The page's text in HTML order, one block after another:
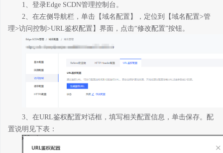
1、 登录Edge SCDN管理控制台。
2、 在左侧导航栏，单击【域名配置 】，定位到【域名配置>管
理>访问控制 >URL鉴权配置 】界面 ， 点击“修改配置”按钮。
3、 在URL鉴权配置对话框，填写相关配置信息，单击保存。配
置说明见下表：